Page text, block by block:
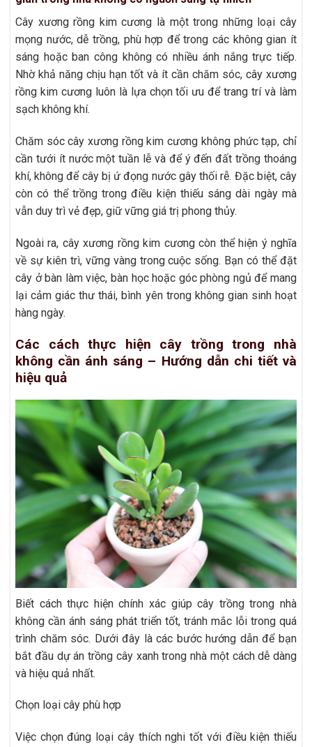
Cây xương rồng kim cương là một trong những loại cây
mọng nước, dễ trồng, phù hợp để trong các không gian ít
sáng hoặc ban công không có nhiều ánh nắng trực tiếp.
Nhờ khả năng chịu hạn tốt và ít cần chăm sóc, cây xương
rồng kim cương luôn là lựa chọn tối ưu để trang trí và làm
sạch không khí.
Chăm sóc cây xương rồng kim cương không phức tạp, chỉ
cần tưới ít nước một tuần lễ và để ý đến đất trồng thoáng
khí, không để cây bị ứ đọng nước gây thối rễ. Đặc biệt, cây
còn có thể trồng trong điều kiện thiếu sáng dài ngày mà
vẫn duy trì vẻ đẹp, giữ vững giá trị phong thủy.
Ngoài ra, cây xương rồng kim cương còn thể hiện ý nghĩa
về sự kiên trì, vững vàng trong cuộc sống. Bạn có thể đặt
cây ở bàn làm việc, bàn học hoặc góc phòng ngủ để mang
lại cảm giác thư thái, bình yên trong không gian sinh hoạt
hàng ngày.
Các cách thực hiện cây trồng trong nhà
không cần ánh sáng – Hướng dẫn chi tiết và
hiệu quả
Biết cách thực hiện chính xác giúp cây trồng trong nhà
không cần ánh sáng phát triển tốt, tránh mắc lỗi trong quá
trình chăm sóc. Dưới đây là các bước hướng dẫn để bạn
bắt đầu dự án trồng cây xanh trong nhà một cách dễ dàng
và hiệu quả nhất.
Chọn loại cây phù hợp
Việc chọn đúng loại cây thích nghi tốt với điều kiện thiếu